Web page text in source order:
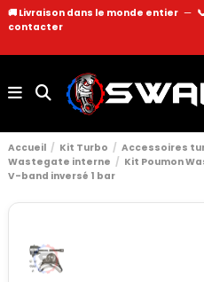
🚚 Livraison dans le monde entier —
contacter
Accueil Kit Turbo Accessoires
Wastegate interne
Kit Poumon
V-band inversé 1 bar